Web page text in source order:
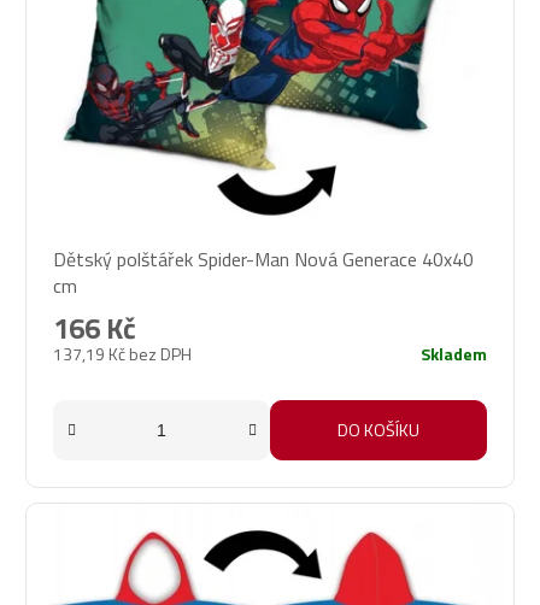
Dětský polštářek Spider-Man Nová Generace 40x40
cm
137,19 Kč bez DPH
166 Kč
Skladem
DO KOŠÍKU